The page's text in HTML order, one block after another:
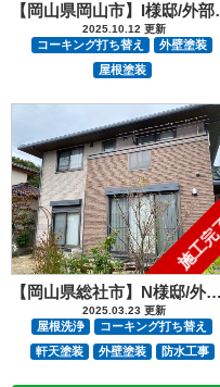
【岡山
2025.10.12 更新
コーキング打ち替え
外壁塗装
屋根塗装
施工
【岡山県総社市】N様邸/外部塗装防水工事
2025.03.23 更新
屋根洗浄
コーキング打ち替え
軒天塗装
外壁塗装 防水工事